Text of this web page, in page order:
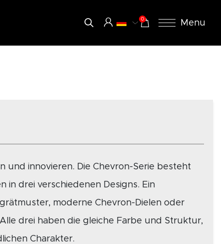
0 Menu
und innovieren. Die Chevron-Serie besteht
in drei verschiedenen Designs. Ein
moderne Chevron-Dielen oder
drei haben die gleiche Farbe und Struktur,
Charakter.